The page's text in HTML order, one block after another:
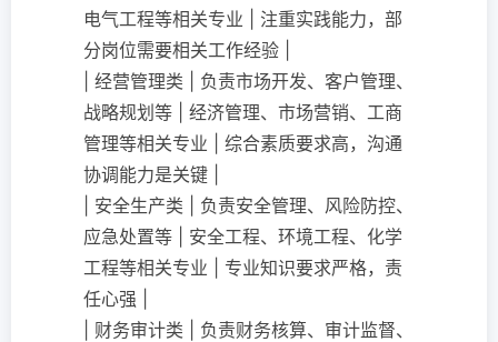
电气工程等相关专业 | 注重实践能力，部
分岗位需要相关工作经验 |
| 经营管理类 | 负责市场开发、客户管理、
战略规划等 | 经济管理、市场营销、工商
管理等相关专业 | 综合素质要求高，沟通
协调能力是关键 |
| 安全生产类 | 负责安全管理、风险防控、
应急处置等 | 安全工程、环境工程、化学
工程等相关专业 | 专业知识要求严格，责
任心强 |
| 财务审计类 | 负责财务核算、审计监督、